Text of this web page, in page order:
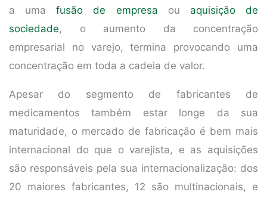
a umafusão de empresa ou aquisição de
sociedade, o aumento da concentração
empresarial no varejo, termina provocando uma
concentração em toda a cadeia de valor.
Apesar do segmento de fabricantes de
medicamentos também estar longe da sua
maturidade, o mercado de fabricação é bem mais
internacional do que o varejista, e as aquisições
são responsáveis pela sua internacionalização: dos
20 maiores fabricantes, 12 são multinacionais, e